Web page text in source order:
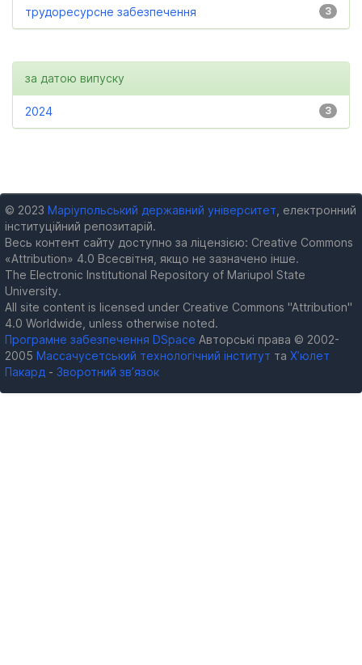
3
трудоресурсне забезпечення
за датою випуску
3
2024
© 2023 Маріупольський державний університет , електронний
інституційний репозитарій.
Весь контент сайту доступно за ліцензією: Creative Commons
«Attribution» 4.0 Всесвітня, якщо не зазначено інше.
The Electronic Institutional Repository of Mariupol State
University.
All site content is licensed under Creative Commons "Attribution"
4.0 Worldwide, unless otherwise noted.
Програмне забезпечення DSpace Авторські права © 2002-
2005 Массачусетський технологічний інститут та Х’юлет
Пакард - Зворотний зв’язок